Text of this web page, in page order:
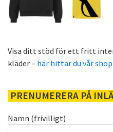
Visa ditt stöd för ett fritt
kläder – här hittar du vår
PRENUMERERA PÅ
Namn (frivilligt)